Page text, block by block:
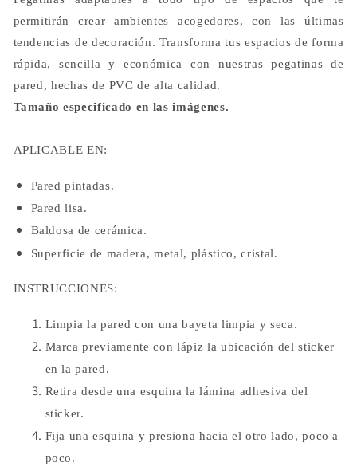
permitirán crear ambientes acogedores, con las últimas
tendencias de decoración. Transforma tus espacios de forma
rápida, sencilla y económica con nuestras pegatinas de
pared, hechas de PVC de alta calidad.
Tamaño especificado en las imágenes.
APLICABLE EN:
Pared pintadas.
Pared lisa.
Baldosa de cerámica.
Superficie de madera, metal, plástico, cristal.
INSTRUCCIONES:
Limpia la pared con una bayeta limpia y seca.
Marca previamente con lápiz la ubicación del sticker
en la pared.
Retira desde una esquina la lámina adhesiva del
sticker.
Fija una esquina y presiona hacia el otro lado, poco a
poco.